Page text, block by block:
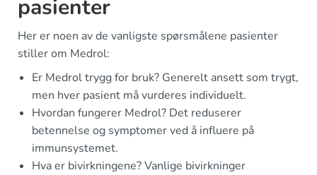
pasienter
Her er noen av de vanligste spørsmålene pasienter
stiller om Medrol:
Er Medrol trygg for bruk? Generelt ansett som trygt,
men hver pasient må vurderes individuelt.
Hvordan fungerer Medrol? Det reduserer
betennelse og symptomer ved å influere på
immunsystemet.
Hva er bivirkningene? Vanlige bivirkninger